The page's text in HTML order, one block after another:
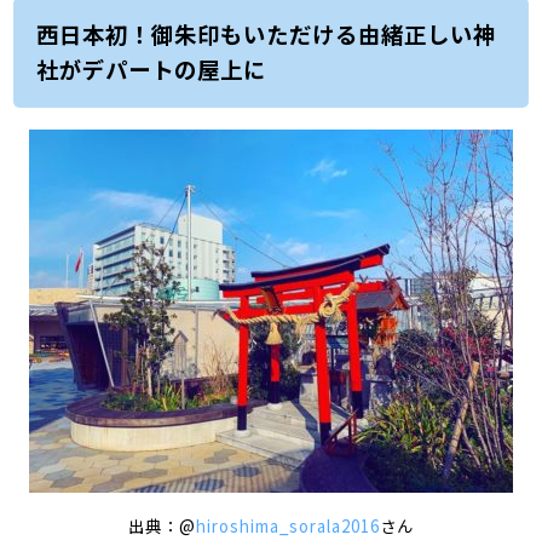
西日本初！御朱印もいただける由緒正しい神
社がデパートの屋上に
出典：@hiroshima_sorala2016さん